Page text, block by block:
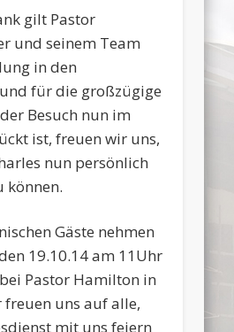
gilt Pastor
und seinem Team
in den
für die großzügige
Besuch nun im
ist, freuen wir uns,
nun persönlich
können.
Gäste nehmen
19.10.14 am 11Uhr
Pastor Hamilton in
uns auf alle,
mit uns feiern